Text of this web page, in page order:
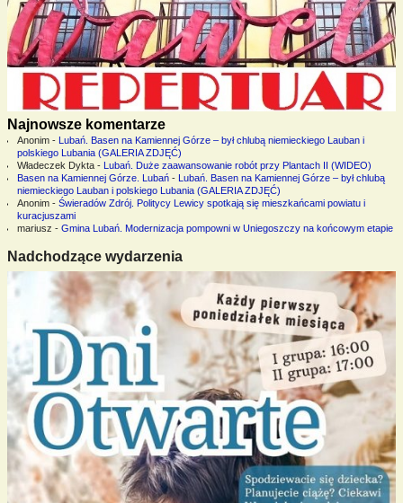
Najnowsze komentarze
Anonim-
Lubań. Basen na Kamiennej Górze – był chlubą niemieckiego Lauban i
polskiego Lubania (GALERIA ZDJĘĆ)
Władeczek Dykta-
Lubań. Duże zaawansowanie robót przy Plantach II (WIDEO)
Basen na Kamiennej Górze. Lubań-
Lubań. Basen na Kamiennej Górze – był chlubą
niemieckiego Lauban i polskiego Lubania (GALERIA ZDJĘĆ)
Anonim- Świeradów Zdrój. Politycy Lewicy spotkają się mieszkańcami powiatu i
kuracjuszami
mariusz - Gmina Lubań. Modernizacja pompowni w Uniegoszczy na końcowym etapie
Nadchodzące wydarzenia